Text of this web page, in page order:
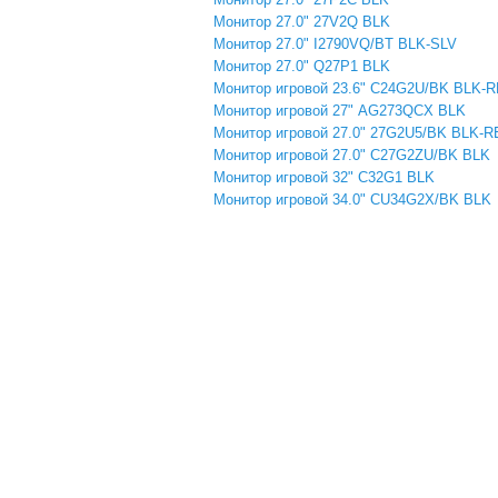
Монитор 27.0" 27V2Q BLK
Монитор 27.0" I2790VQ/BT BLK-SLV
Монитор 27.0" Q27P1 BLK
Монитор игровой 23.6" C24G2U/BK BLK-
Монитор игровой 27" AG273QCX BLK
Монитор игровой 27.0" 27G2U5/BK BLK-
Монитор игровой 27.0" C27G2ZU/BK BLK
Монитор игровой 32" C32G1 BLK
Монитор игровой 34.0" CU34G2X/BK BLK